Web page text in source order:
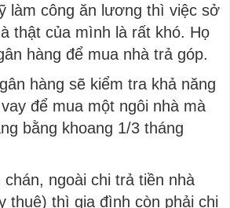
làm công ăn lương thì việc sở
thật của mình là rất khó. Họ
hàng để mua nhà trả góp.
hàng sẽ kiểm tra khả năng
để mua một ngôi nhà mà
bằng khoang 1/3 tháng
chán, ngoài chi trả tiền nhà
thuê) thì gia đình còn phải chi